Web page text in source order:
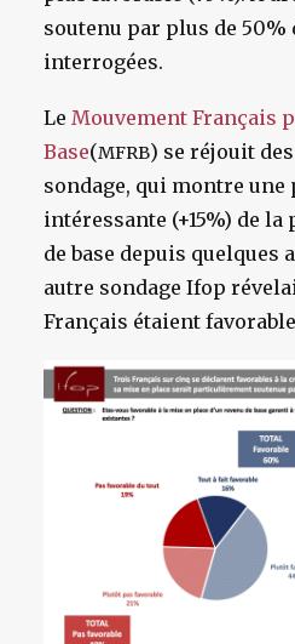
soutenu par plus de 50%
interrogées.
Le Mouvement Français
Base(MFRB) se réjouit
sondage, qui montre
intéressante (+15%) de
de base depuis quelques
autre sondage Ifop
Français étaient